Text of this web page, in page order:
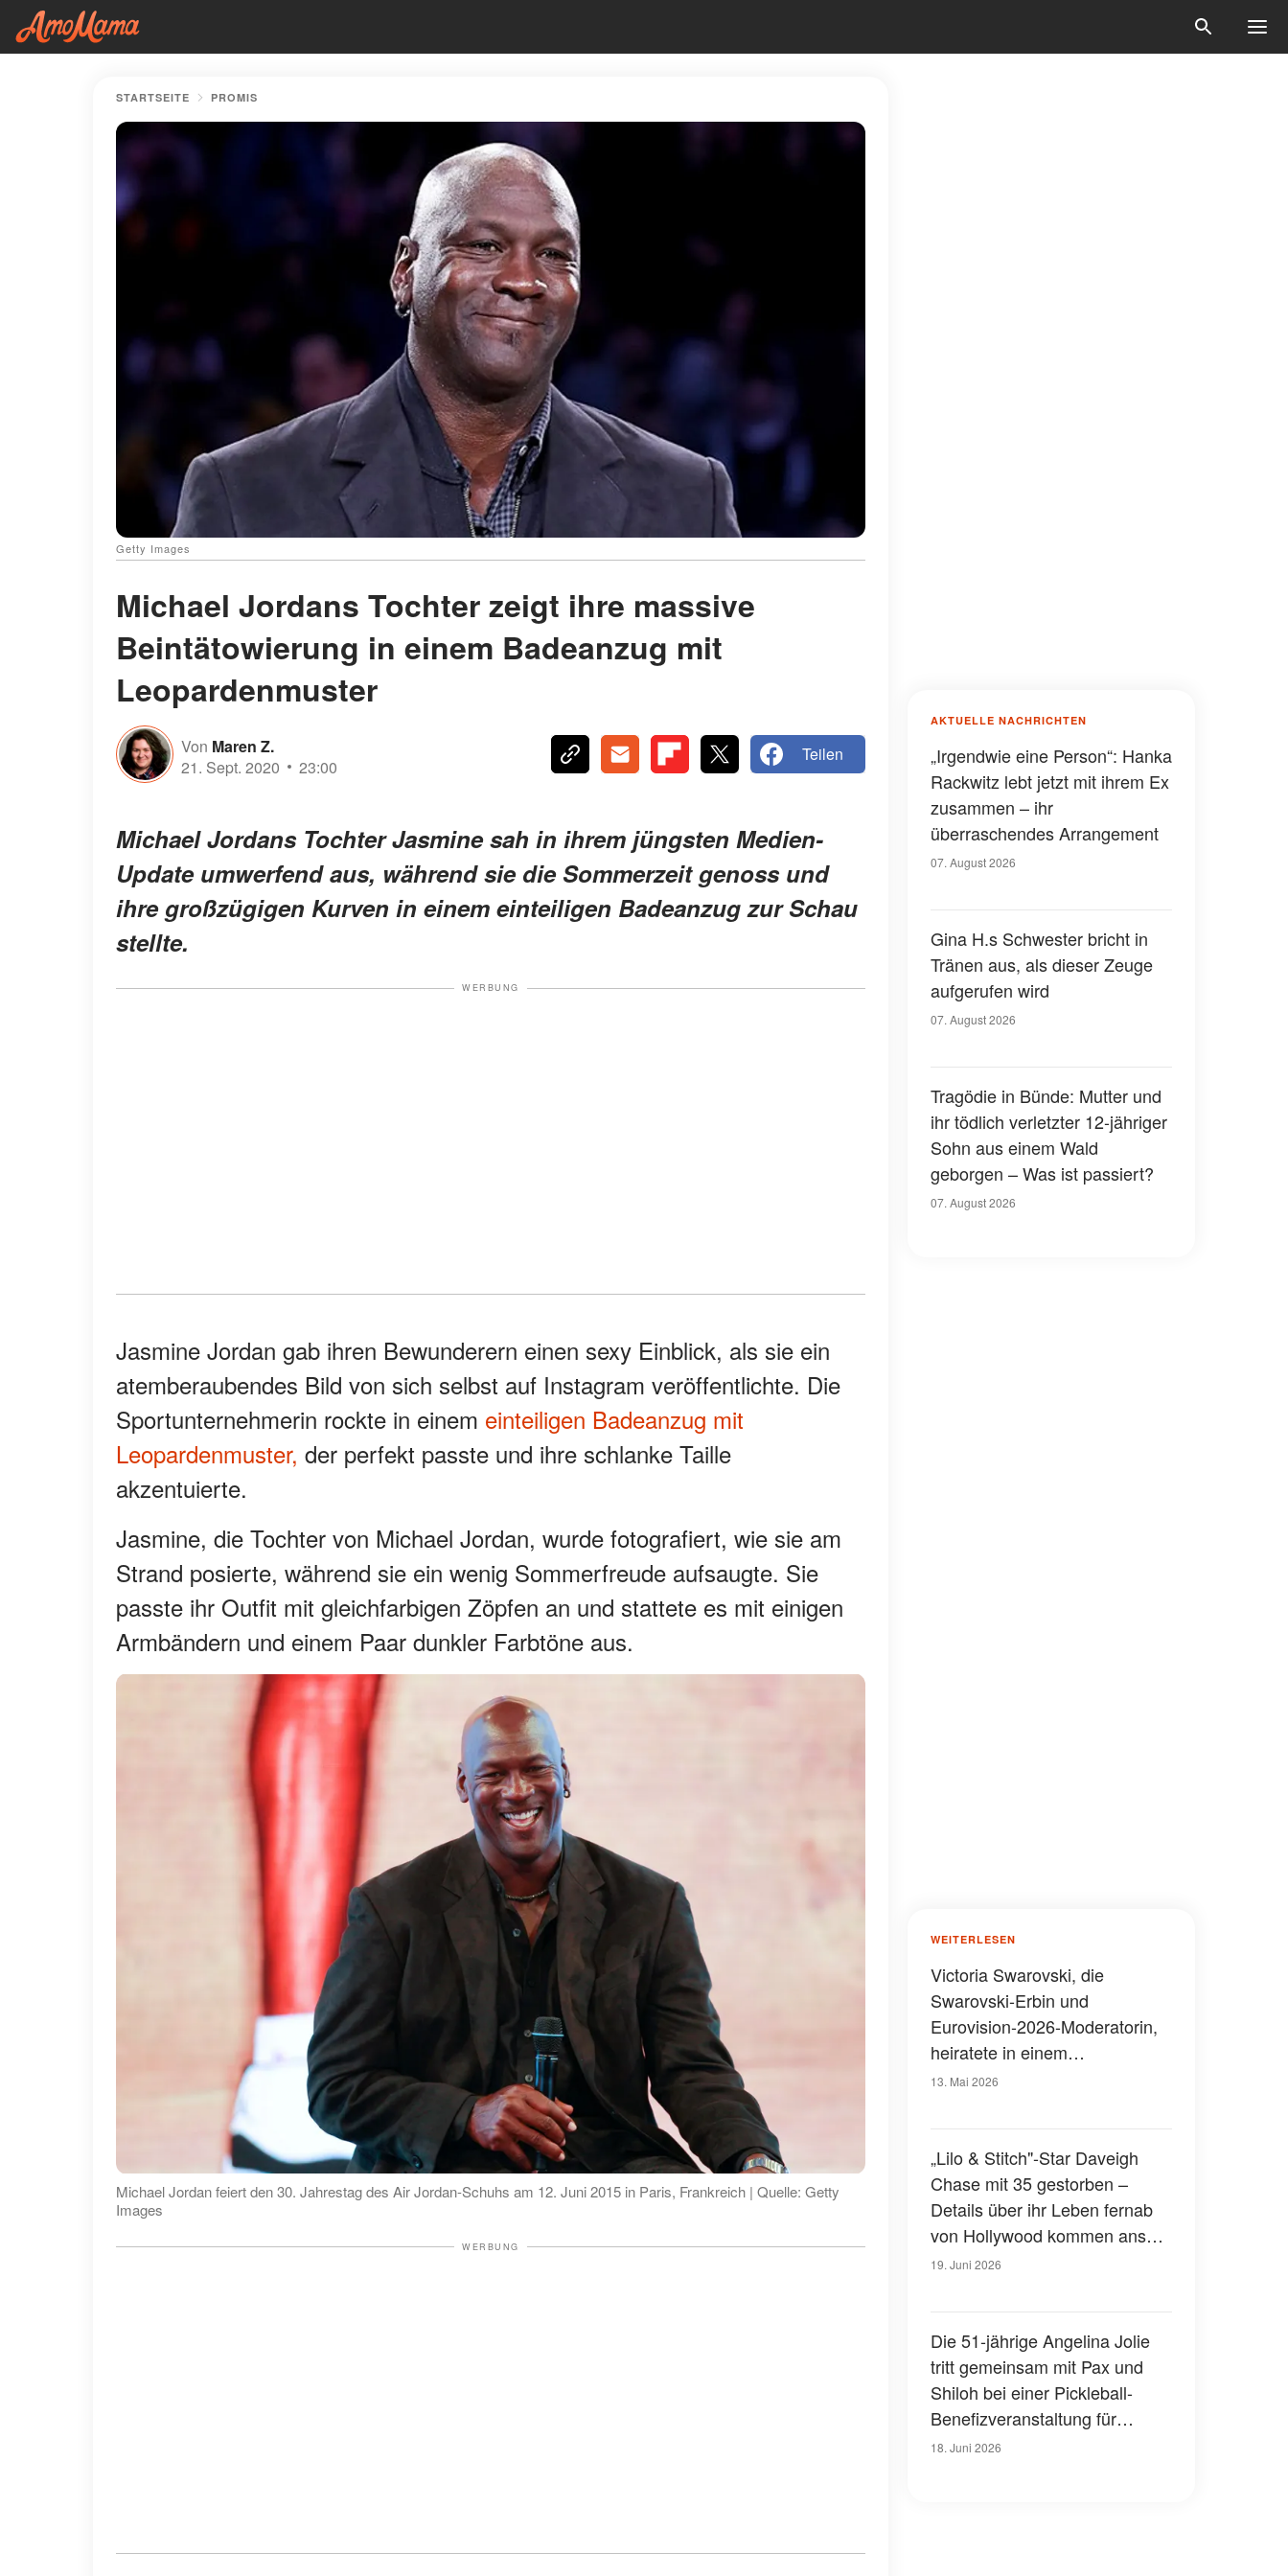
STARTSEITE PROMIS
Getty Images
Michael Jordans Tochter zeigt ihre massive
Beintätowierung in einem Badeanzug mit
Leopardenmuster
Von Maren Z.
21. Sept. 2020
23:00
Teilen
Michael Jordans Tochter Jasmine sah in ihrem jüngsten Medien-
Update umwerfend aus, während sie die Sommerzeit genoss und
ihre großzügigen Kurven in einem einteiligen Badeanzug zur Schau
stellte.
WERBUNG
Jasmine Jordan gab ihren Bewunderern einen sexy Einblick, als sie ein
atemberaubendes Bild von sich selbst auf Instagram veröffentlichte. Die
Sportunternehmerin rockte in einem einteiligen Badeanzug mit
Leopardenmuster, der perfekt passte und ihre schlanke Taille
akzentuierte.
Jasmine, die Tochter von Michael Jordan, wurde fotografiert, wie sie am
Strand posierte, während sie ein wenig Sommerfreude aufsaugte. Sie
passte ihr Outfit mit gleichfarbigen Zöpfen an und stattete es mit einigen
Armbändern und einem Paar dunkler Farbtöne aus.
Michael Jordan feiert den 30. Jahrestag des Air Jordan-Schuhs am 12. Juni 2015 in Paris, Frankreich | Quelle: Getty
Images
WERBUNG
AKTUELLE NACHRICHTEN
„Irgendwie eine Person“: Hanka
Rackwitz lebt jetzt mit ihrem Ex
zusammen – ihr
überraschendes Arrangement
07. August 2026
Gina H.s Schwester bricht in
Tränen aus, als dieser Zeuge
aufgerufen wird
07. August 2026
Tragödie in Bünde: Mutter und
ihr tödlich verletzter 12-jähriger
Sohn aus einem Wald
geborgen – Was ist passiert?
07. August 2026
WEITERLESEN
Victoria Swarovski, die
Swarovski-Erbin und
Eurovision-2026-Moderatorin,
heiratete in einem
kristallbesetzten Millionen-
muss
13. Mai 2026
„Lilo & Stitch"-Star Daveigh
Chase mit 35 gestorben –
Details über ihr Leben fernab
von Hollywood kommen ans
Licht – Fotos
19. Juni 2026
Die 51-jährige Angelina Jolie
tritt gemeinsam mit Pax und
Shiloh bei einer Pickleball-
Benefizveranstaltung für
Prominente auf – Fotos
18. Juni 2026